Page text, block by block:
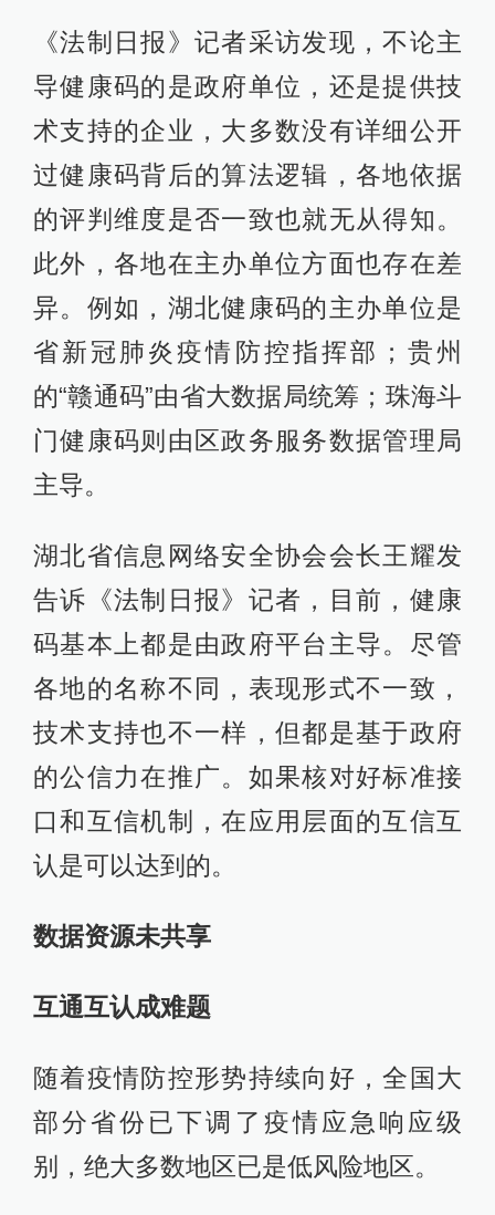
《法制日报》记者采访发现，不论主
导健康码的是政府单位，还是提供技
术支持的企业，大多数没有详细公开
过健康码背后的算法逻辑，各地依据
的评判维度是否一致也就无从得知。
此外，各地在主办单位方面也存在差
异。例如，湖北健康码的主办单位是
省新冠肺炎疫情防控指挥部；贵州
的“赣通码”由省大数据局统筹；珠海斗
门健康码则由区政务服务数据管理局
主导。
湖北省信息网络安全协会会长王耀发
告诉《法制日报》记者，目前，健康
码基本上都是由政府平台主导。尽管
各地的名称不同，表现形式不一致，
技术支持也不一样，但都是基于政府
的公信力在推广。如果核对好标准接
口和互信机制，在应用层面的互信互
认是可以达到的。
数据资源未共享
互通互认成难题
随着疫情防控形势持续向好，全国大
部分省份已下调了疫情应急响应级
别，绝大多数地区已是低风险地区。